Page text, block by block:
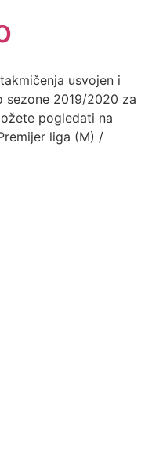
usvojen i
sezone 2019/2020 za
pogledati na
liga (M) /